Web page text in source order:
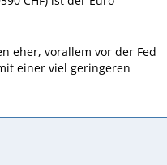
eher, vorallem vor der Fed
einer viel geringeren